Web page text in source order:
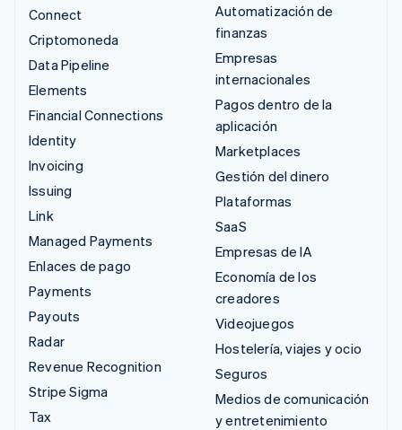
Connect
Criptomoneda
Data Pipeline
Elements
Financial Connections
Identity
Invoicing
Issuing
Link
Managed Payments
Enlaces de pago
Payments
Payouts
Radar
Revenue Recognition
Stripe Sigma
Tax
Automatización de
finanzas
Empresas
internacionales
Pagos dentro de la
aplicación
Marketplaces
Gestión del dinero
Plataformas
SaaS
Empresas de IA
Economía de los
creadores
Videojuegos
Hostelería, viajes y ocio
Seguros
Medios de comunicación
y entretenimiento